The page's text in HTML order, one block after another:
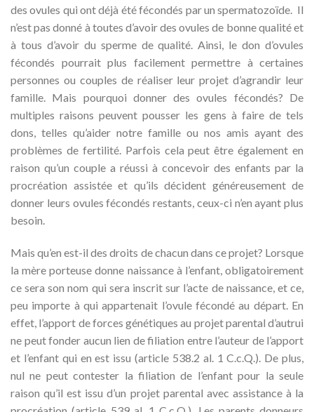
des ovules qui ont déjà été fécondés par un spermatozoïde. Il
n’est pas donné à toutes d’avoir des ovules de bonne qualité et
à tous d’avoir du sperme de qualité. Ainsi, le don d’ovules
fécondés pourrait plus facilement permettre à certaines
personnes ou couples de réaliser leur projet d’agrandir leur
famille. Mais pourquoi donner des ovules fécondés? De
multiples raisons peuvent pousser les gens à faire de tels
dons, telles qu’aider notre famille ou nos amis ayant des
problèmes de fertilité. Parfois cela peut être également en
raison qu’un couple a réussi à concevoir des enfants par la
procréation assistée et qu’ils décident généreusement de
donner leurs ovules fécondés restants, ceux-ci n’en ayant plus
besoin.
Mais qu’en est-il des droits de chacun dans ce projet? Lorsque
la mère porteuse donne naissance à l’enfant, obligatoirement
ce sera son nom qui sera inscrit sur l’acte de naissance, et ce,
peu importe à qui appartenait l’ovule fécondé au départ. En
effet, l’apport de forces génétiques au projet parental d’autrui
ne peut fonder aucun lien de filiation entre l’auteur de l’apport
et l’enfant qui en est issu (article 538.2 al. 1 C.c.Q.). De plus,
nul ne peut contester la filiation de l’enfant pour la seule
raison qu’il est issu d’un projet parental avec assistance à la